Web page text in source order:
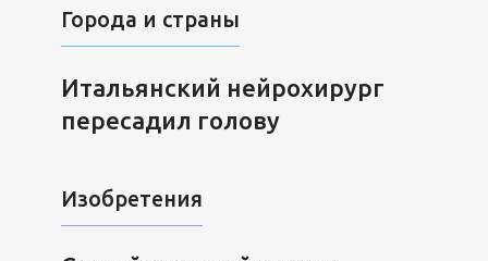
Города и страны
Итальянский нейрохирург
пересадил голову
Изобретения